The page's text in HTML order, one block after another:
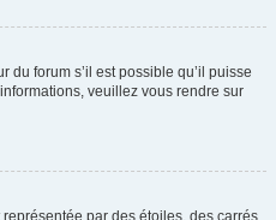
forum s’il est possible qu’il puisse
veuillez vous rendre sur
par des étoiles, des carrés